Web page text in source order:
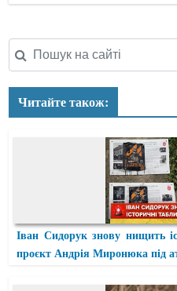
Читайте також:
Іван Сидорук знову нищить
проєкт Андрія Миронюка під